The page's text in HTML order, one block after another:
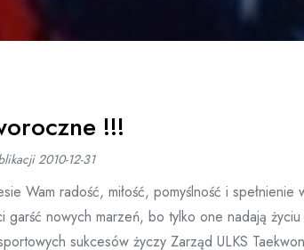
!!!
2010-12-31
Wam radość, miłość, pomyślność i
garść nowych marzeń, bo tylko one nadają
sukcesów życzy Zarząd ULKS